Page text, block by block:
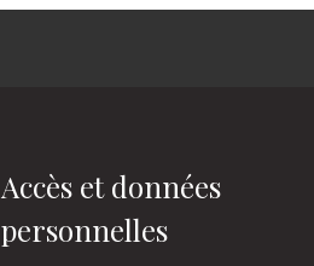
Accès et données
personnelles